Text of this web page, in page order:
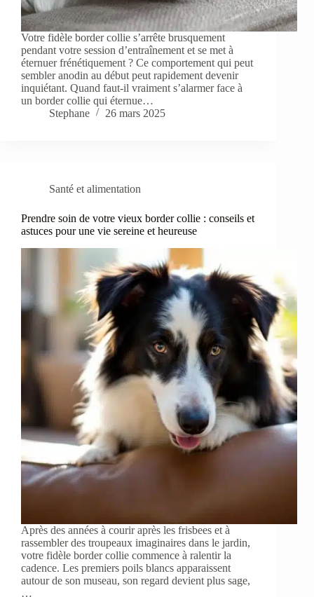
Votre fidèle border collie s’arrête brusquement
pendant votre session d’entraînement et se met à
éternuer frénétiquement ? Ce comportement qui peut
sembler anodin au début peut rapidement devenir
inquiétant. Quand faut-il vraiment s’alarmer face à
un border collie qui éternue…
Stephane
26 mars 2025
Santé et alimentation
Prendre soin de votre vieux border collie : conseils et
astuces pour une vie sereine et heureuse
Après des années à courir après les frisbees et à
rassembler des troupeaux imaginaires dans le jardin,
votre fidèle border collie commence à ralentir la
cadence. Les premiers poils blancs apparaissent
autour de son museau, son regard devient plus sage,
…